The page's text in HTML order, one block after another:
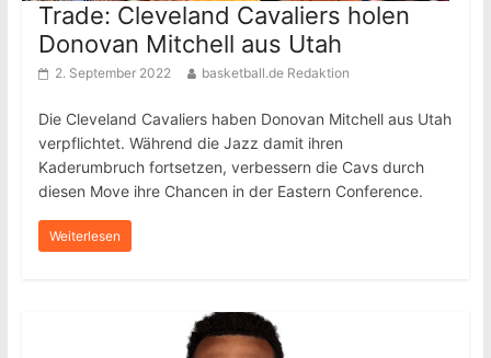
Trade: Cleveland Cavaliers holen
Donovan Mitchell aus Utah
2. September 2022 basketball.de Redaktion
Die Cleveland Cavaliers haben Donovan Mitchell aus Utah
verpflichtet. Während die Jazz damit ihren
Kaderumbruch fortsetzen, verbessern die Cavs durch
diesen Move ihre Chancen in der Eastern Conference.
Weiterlesen